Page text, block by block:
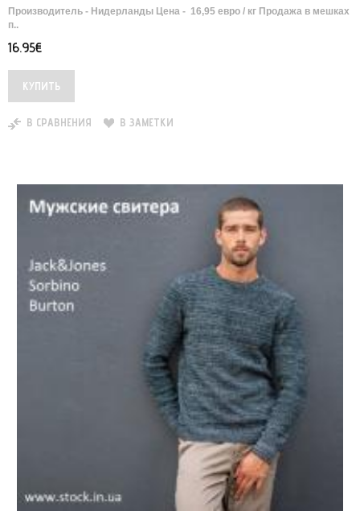
Производитель - Нидерланды Цена - 16,95 евро / кг Продажа в мешках
п..
16.95€
В СРАВНЕНИЯ В ЗАМЕТКИ